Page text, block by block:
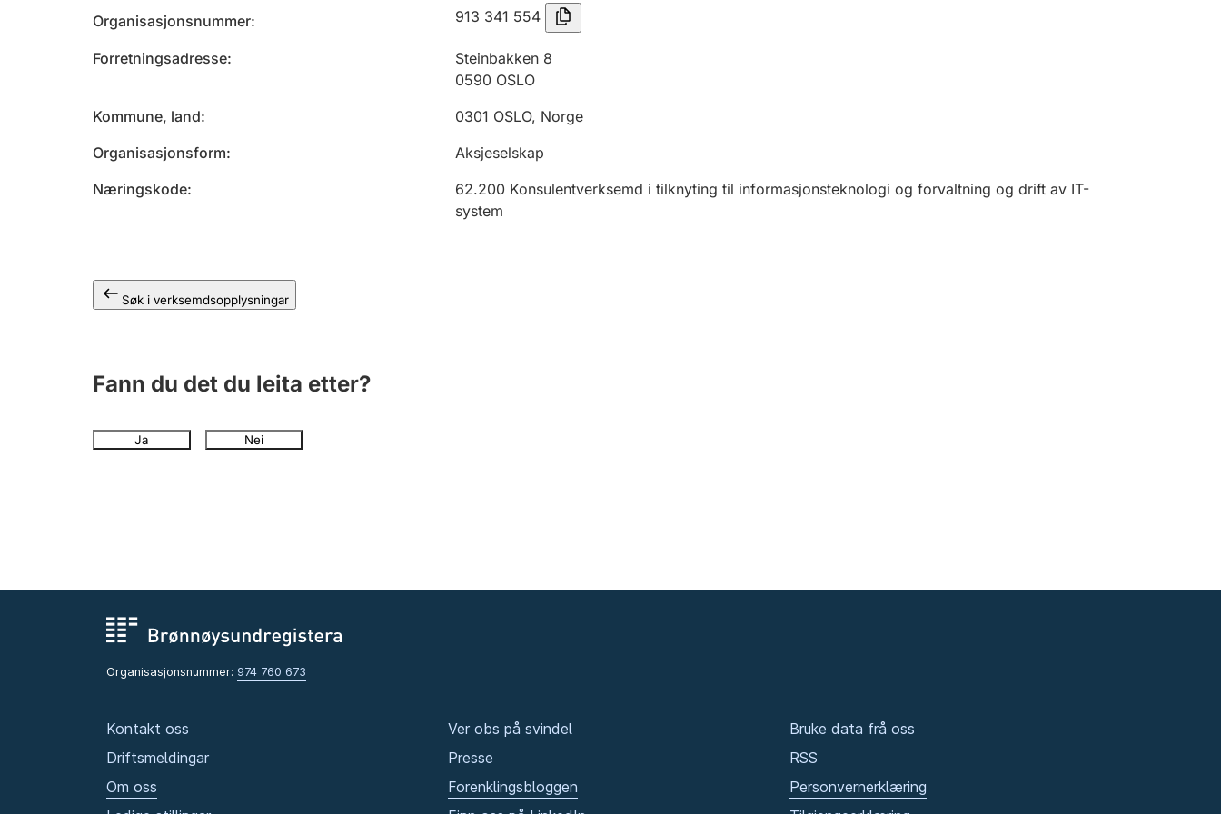
Organisasjonsnummer 913 341 554
Forretningsadresse
Steinbakken 8
0590 OSLO
Kommune, land
0301 OSLO, Norge
Organisasjonsform
Aksjeselskap
Næringskode
62.200 Konsulentverksemd i tilknyting til informasjonsteknologi og forvaltning og drift av IT-
system
Søk i verksemdsopplysningar
Fann du det du leita etter?
Ja Nei
Organisasjonsnummer: 974 760 673
Kontakt oss
Driftsmeldingar
Om oss
Ver obs på svindel
Presse
Forenklingsbloggen
Bruke data frå oss
RSS
Personvernerklæring